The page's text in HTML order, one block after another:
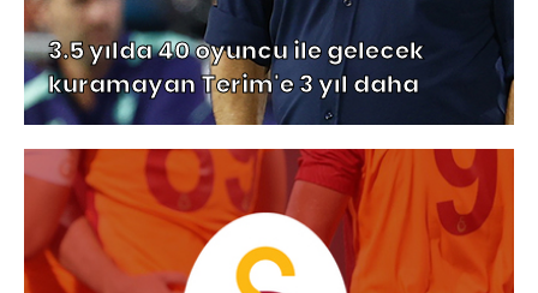
3.5 yılda 40 oyuncu ile gelecek
kuramayan Terim'e 3 yıl daha